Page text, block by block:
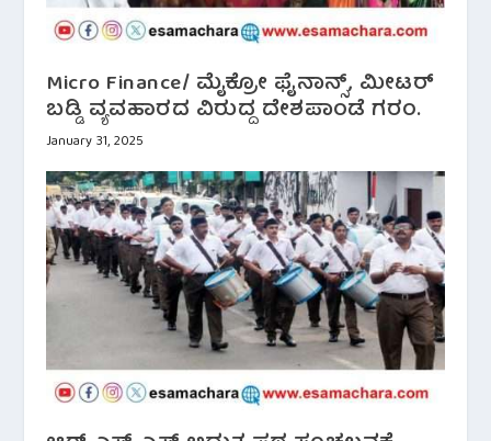
Micro Finance/ ಮೈಕ್ರೋ ಫೈನಾನ್ಸ್, ಮೀಟರ್
ಬಡ್ಡಿ ವ್ಯವಹಾರದ ವಿರುದ್ದ ದೇಶಪಾಂಡೆ ಗರಂ.
January 31, 2025